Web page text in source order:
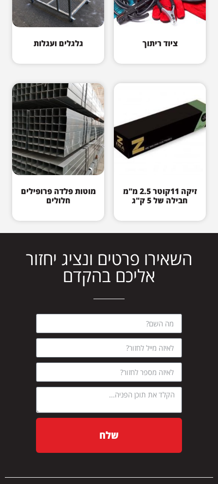
ציוד ריתוך גלגלים ועגלות
זיקה 11קוטר 2.5 מ"מ
חבילה של 5 ק"ג
מוטות פלדה פרופילים
חלולים
השאירו פרטים ונציג יחזור
אליכם בהקדם
שלח